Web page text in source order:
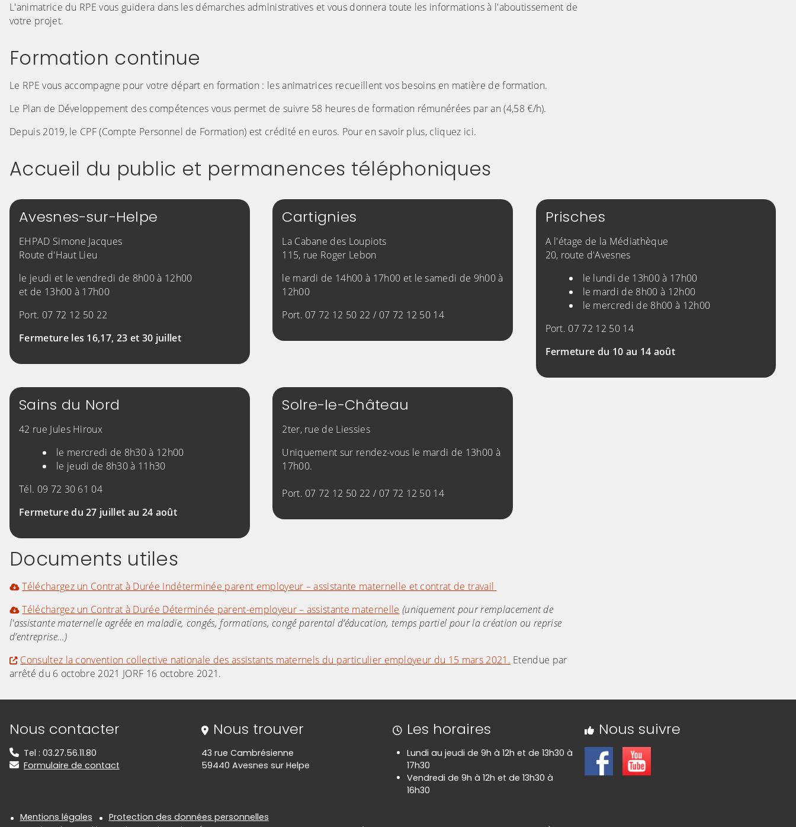
L'animatrice du RPE vous guidera dans les démarches administratives et vous donnera toute les informations à l'aboutissement de
votre projet.
Formation continue
Le RPE vous accompagne pour votre départ en formation : les animatrices recueillent vos besoins en matière de formation.
Le Plan de Développement des compétences vous permet de suivre 58 heures de formation rémunérées par an (4,58 €/h).
Depuis 2019, le CPF (Compte Personnel de Formation) est crédité en euros. Pour en savoir plus, cliquez ici.
Accueil du public et permanences téléphoniques
Avesnes-sur-Helpe
EHPAD Simone Jacques
Route d'Haut Lieu
le jeudi et le vendredi de 8h00 à 12h00
et de 13h00 à 17h00
Port. 07 72 12 50 22
Fermeture les 16,17, 23 et 30 juillet
Cartignies
La Cabane des Loupiots
115, rue Roger Lebon
le mardi de 14h00 à 17h00 et le samedi de 9h00 à
12h00
Port. 07 72 12 50 22 / 07 72 12 50 14
Prisches
A l'étage de la Médiathèque
20, route d'Avesnes
le lundi de 13h00 à 17h00
le mardi de 8h00 à 12h00
le mercredi de 8h00 à 12h00
Port. 07 72 12 50 14
Fermeture du 10 au 14 août
Sains du Nord
42 rue Jules Hiroux
le mercredi de 8h30 à 12h00
le jeudi de 8h30 à 11h30
Tél. 09 72 30 61 04
Fermeture du 27 juillet au 24 août
Solre-le-Château
2ter, rue de Liessies
Uniquement sur rendez-vous le mardi de 13h00 à
17h00.
Port. 07 72 12 50 22 / 07 72 12 50 14
Documents utiles
Téléchargez un Contrat à Durée Indéterminée parent employeur – assistante maternelle et contrat de travail
Téléchargez un Contrat à Durée Déterminée parent-employeur – assistante maternelle (uniquement pour remplacement de
l'assistante maternelle agréée en maladie, congés, formations, congé parental d’éducation, temps partiel pour la création ou reprise
d’entreprise…)
Consultez la convention collective nationale des assistants maternels du particulier employeur du 15 mars 2021. Etendue par
arrêté du 6 octobre 2021 JORF 16 octobre 2021.
Informations de contact
Nous contacter
Tel : 03.27.56.11.80
Formulaire de contact
Nous trouver
43 rue Cambrésienne
59440 Avesnes sur Helpe
Les horaires
Lundi au jeudi de 9h à 12h et de 13h30 à
17h30
Vendredi de 9h à 12h et de 13h30 à
16h30
Nous suivre
Informations réglementaires
Mentions légales
Protection des données personnelles